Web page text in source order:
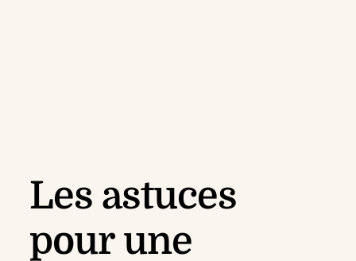
Les astuces
pour une